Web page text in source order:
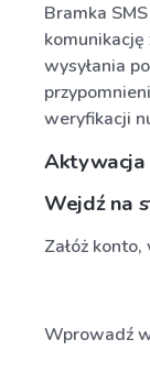
Bramka
komunikację
wysyłania
weryfikacji
Aktywacja
Wejdź na
Załóż
Wprowadź